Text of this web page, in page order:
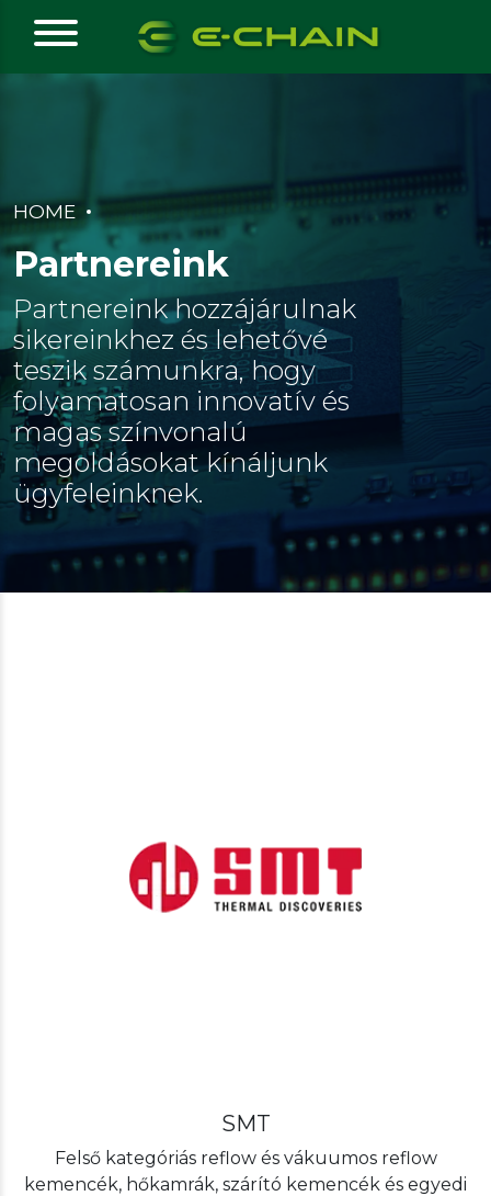
HOME
Partnereink
Partnereink hozzájárulnak
sikereinkhez és lehetővé
teszik számunkra, hogy
folyamatosan innovatív és
magas színvonalú
megoldásokat kínáljunk
ügyfeleinknek.
SMT
Felső kategóriás reflow és vákuumos reflow
kemencék, hőkamrák, szárító kemencék és egyedi